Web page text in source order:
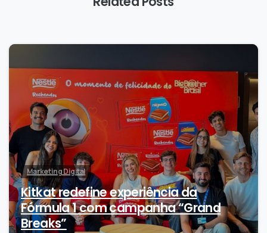
Marketing Digital
Kitkat redefine experiência da
Fórmula 1 com campanha “Grand
Breaks”